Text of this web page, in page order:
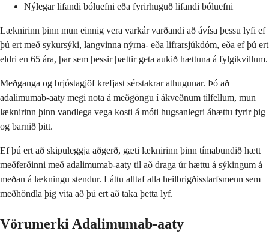
Nýlegar lifandi bóluefni eða fyrirhuguð lifandi bóluefni
Læknirinn þinn mun einnig vera varkár varðandi að ávísa þessu lyfi ef
þú ert með sykursýki, langvinna nýrna- eða lifrarsjúkdóm, eða ef þú ert
eldri en 65 ára, þar sem þessir þættir geta aukið hættuna á fylgikvillum.
Meðganga og brjóstagjöf krefjast sérstakrar athugunar. Þó að
adalimumab-aaty megi nota á meðgöngu í ákveðnum tilfellum, mun
læknirinn þinn vandlega vega kosti á móti hugsanlegri áhættu fyrir þig
og barnið þitt.
Ef þú ert að skipuleggja aðgerð, gæti læknirinn þinn tímabundið hætt
meðferðinni með adalimumab-aaty til að draga úr hættu á sýkingum á
meðan á lækningu stendur. Láttu alltaf alla heilbrigðisstarfsmenn sem
meðhöndla þig vita að þú ert að taka þetta lyf.
Vörumerki Adalimumab-aaty